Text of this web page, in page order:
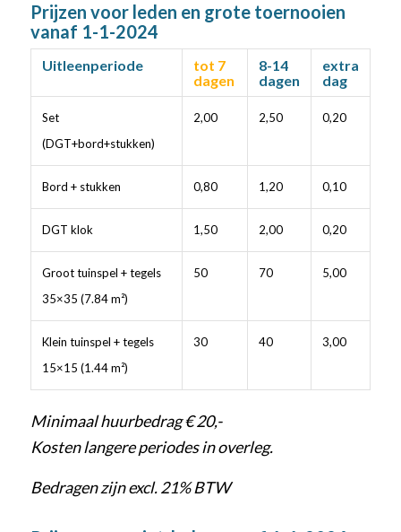
Prijzen voor leden en grote toernooien
vanaf 1-1-2024
Uitleenperiode
tot 7
dagen
8-14
dagen
extra
dag
Set
(DGT+bord+stukken)
2,00 2,50 0,20
Bord + stukken 0,80 1,20 0,10
DGT klok 1,50 2,00 0,20
Groot tuinspel + tegels
35×35 (7.84 m²)
50 70 5,00
Klein tuinspel + tegels
15×15 (1.44 m²)
30 40 3,00
Minimaal huurbedrag € 20,-
Kosten langere periodes in overleg.
Bedragen zijn excl. 21% BTW